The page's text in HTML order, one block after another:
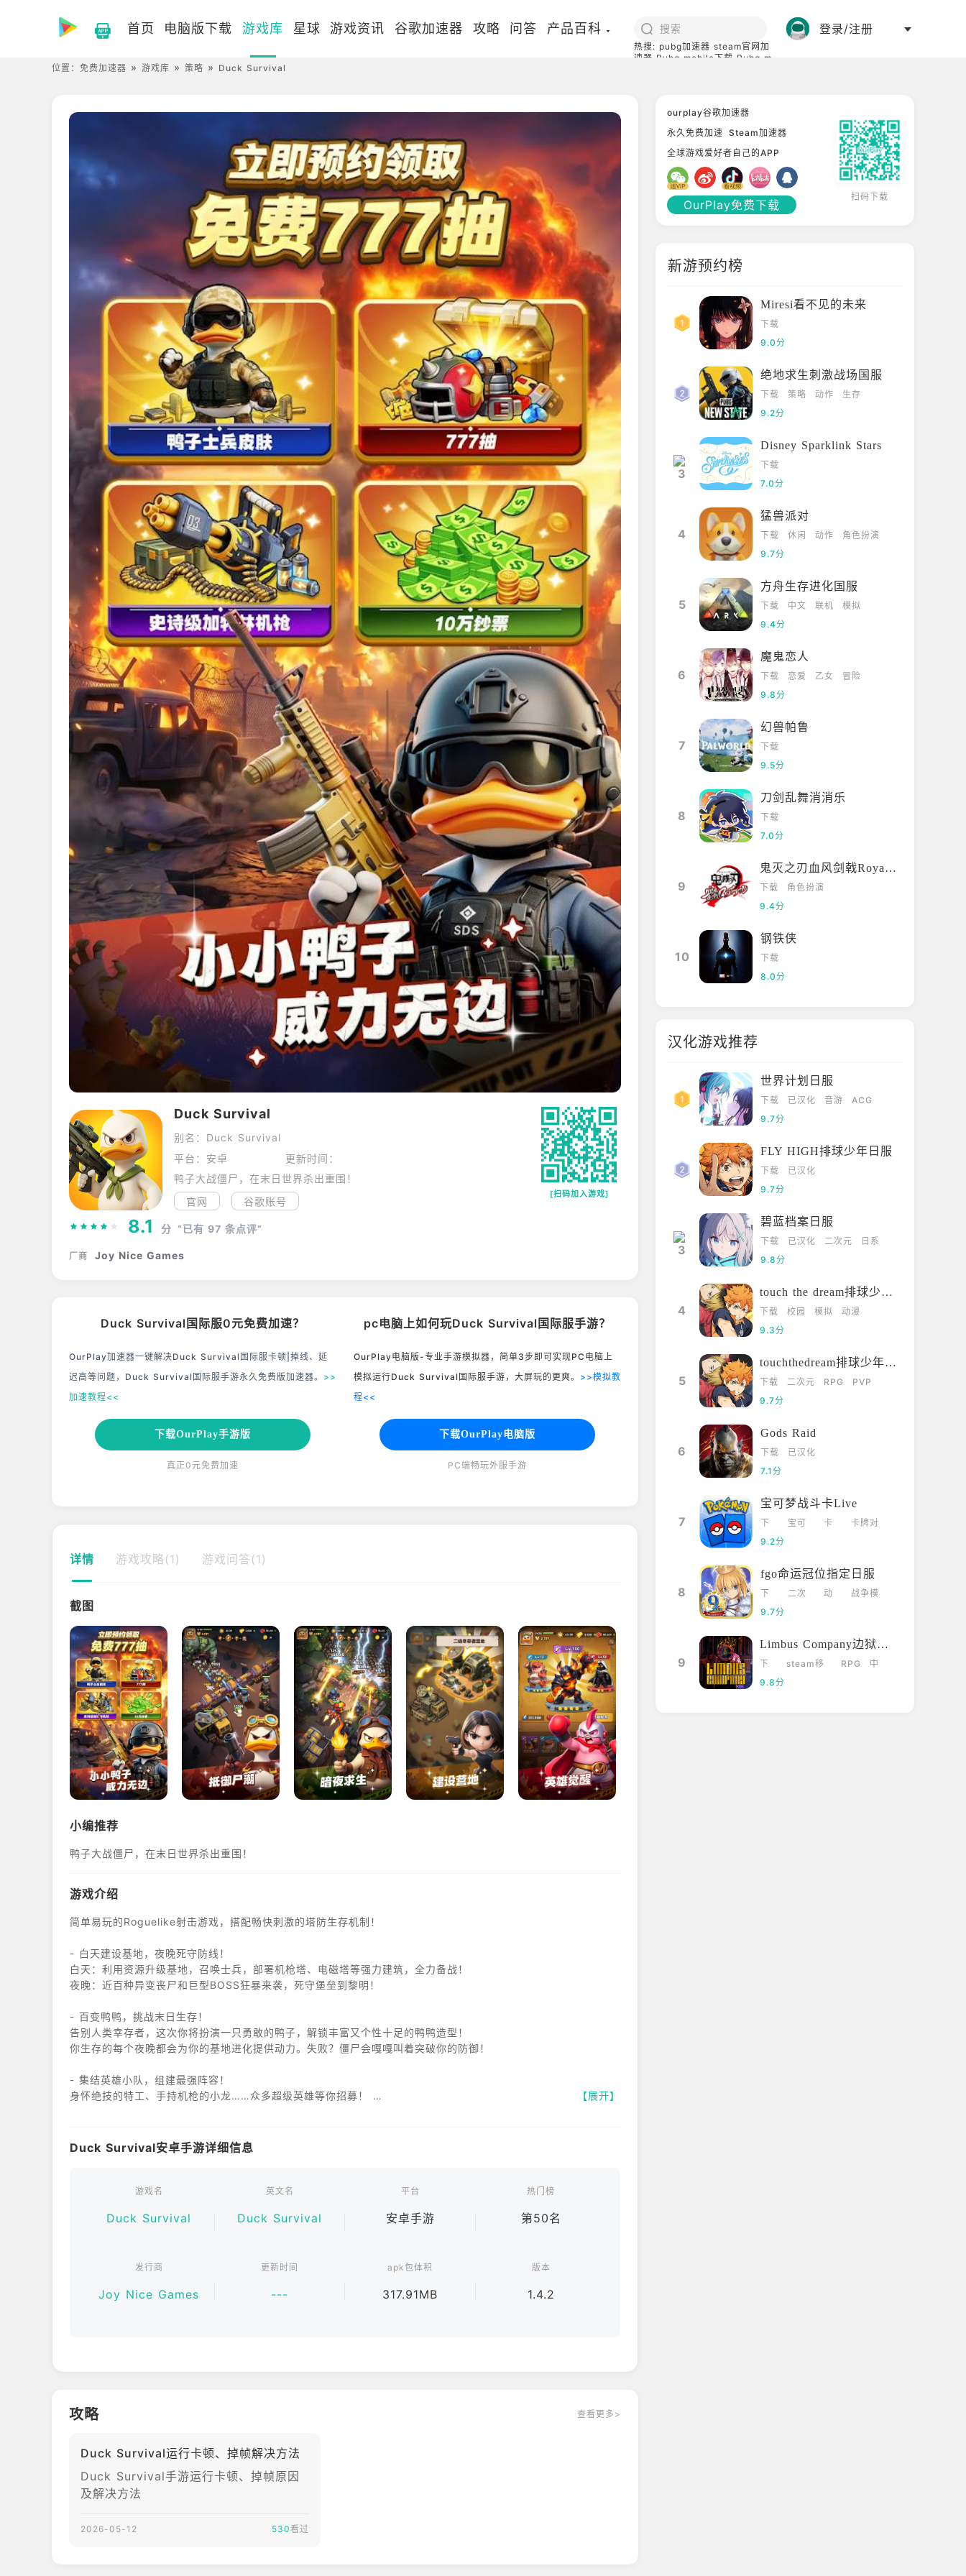
首页 电脑版下载 游戏库 星球 游戏资讯 谷歌加速器 攻略 问答 产品百科
热搜: pubg加速器 steam官网加
速器 Pubg mobile下载 Pubg m
登录/注册
位置： 免费加速器 游戏库 策略 Duck Survival
Duck Survival
别名：Duck Survival
平台：安卓
更新时间：
鸭子大战僵尸，在末日世界杀出重围！
官网
谷歌账号
[扫码加入游戏]
8.1 分 “已有 97 条点评”
厂商 Joy Nice Games
Duck Survival国际服0元免费加速？
OurPlay加速器一键解决Duck Survival国际服卡顿|掉线、延
迟高等问题，Duck Survival国际服手游永久免费版加速器。 >>
加速教程<<
下载OurPlay手游版
真正0元免费加速
pc电脑上如何玩Duck Survival国际服手游？
OurPlay电脑版-专业手游模拟器，简单3步即可实现PC电脑上
模拟运行Duck Survival国际服手游，大屏玩的更爽。 >>模拟教
程<<
下载OurPlay电脑版
PC端畅玩外服手游
详情 游戏攻略(1) 游戏问答(1)
截图
小编推荐
鸭子大战僵尸，在末日世界杀出重围！
游戏介绍
简单易玩的Roguelike射击游戏，搭配畅快刺激的塔防生存机制！
- 白天建设基地，夜晚死守防线！
白天：利用资源升级基地，召唤士兵，部署机枪塔、电磁塔等强力建筑，全力备战！
夜晚：近百种异变丧尸和巨型BOSS狂暴来袭，死守堡垒到黎明！
- 百变鸭鸭，挑战末日生存！
告别人类幸存者，这次你将扮演一只勇敢的鸭子，解锁丰富又个性十足的鸭鸭造型！
你生存的每个夜晚都会为你的基地进化提供动力。失败？僵尸会嘎嘎叫着突破你的防御！
- 集结英雄小队，组建最强阵容！
身怀绝技的特工、手持机枪的小龙……众多超级英雄等你招募！
- 技能随机刷新，每局都有新体验！
英雄、技能与塔防玩法深度结合，衍生多种战斗流派。
-丰富玩法，挑战不断升级！
在无尽的丧尸大军中，证明你是真正的终极幸存者！
【展开】
Duck Survival安卓手游详细信息
游戏名
Duck Survival
英文名
Duck Survival
平台
安卓手游
热门榜
第50名
发行商
Joy Nice Games
更新时间
---
apk包体积
317.91MB
版本
1.4.2
攻略 查看更多>
Duck Survival运行卡顿、掉帧解决方法
Duck Survival手游运行卡顿、掉帧原因
及解决方法
2026-05-12 530看过
ourplay谷歌加速器
永久免费加速 Steam加速器
全球游戏爱好者自己的APP
OurPlay免费下载
扫码下载
新游预约榜
Miresi看不见的未来
下载
9.0分
绝地求生刺激战场国服
下载 策略 动作
生存
9.2分
Disney Sparklink Stars
下载
7.0分
4
猛兽派对
下载 休闲 动作
角色扮演
9.7分
5
方舟生存进化国服
下载 中文 联机
模拟
9.4分
6
魔鬼恋人
下载 恋爱 乙女
冒险
9.8分
7
幻兽帕鲁
下载
9.5分
8
刀剑乱舞消消乐
下载
7.0分
9
鬼灭之刃血风剑戟Royale国际服
下载
角色扮演
9.4分
10
钢铁侠
下载
8.0分
汉化游戏推荐
世界计划日服
下载 已汉化 音游
ACG
9.7分
FLY HIGH排球少年日服
下载
已汉化
9.7分
碧蓝档案日服
下载 已汉化 二次元
日系
9.8分
4
touch the dream排球少年韩服
下载 校园 模拟
动漫
9.3分
5
touchthedream排球少年日服
下载 二次元 RPG
PVP
9.7分
6
Gods Raid
下载
已汉化
7.1分
7
宝可梦战斗卡Live
下
载
宝可
卡
卡牌对
9.2分
8
fgo命运冠位指定日服
下
载
二次
动
战争模
9.7分
9
Limbus Company边狱巴士
下
载
steam移
RPG
中
9.8分